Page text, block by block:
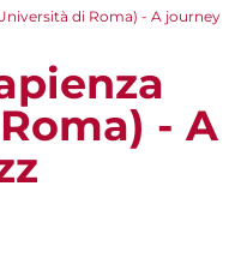
di Roma) - A journey
- A